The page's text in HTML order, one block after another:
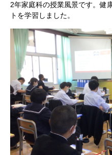
2年家庭科の授業風景です。健
トを学習しました。